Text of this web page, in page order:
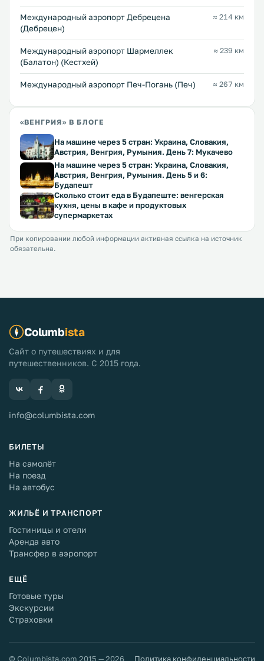
Международный аэропорт Дебрецена
(Дебрецен)
≈ 214 км
Международный аэропорт Шармеллек
(Балатон) (Кестхей)
≈ 239 км
Международный аэропорт Печ-Погань (Печ) ≈ 267 км
«ВЕНГРИЯ» В БЛОГЕ
На машине через 5 стран: Украина, Словакия,
Австрия, Венгрия, Румыния. День 7: Мукачево
На машине через 5 стран: Украина, Словакия,
Австрия, Венгрия, Румыния. День 5 и 6:
Будапешт
Сколько стоит еда в Будапеште: венгерская
кухня, цены в кафе и продуктовых
супермаркетах
При копировании любой информации активная ссылка на источник
обязательна.
Columbista
Сайт о путешествиях и для
путешественников. С 2015 года.
info@columbista.com
БИЛЕТЫ
На самолёт
На поезд
На автобус
ЖИЛЬЁ И ТРАНСПОРТ
Гостиницы и отели
Аренда авто
Трансфер в аэропорт
ЕЩЁ
Готовые туры
Экскурсии
Страховки
© Columbista.com 2015 — 2026 Политика конфиденциальности